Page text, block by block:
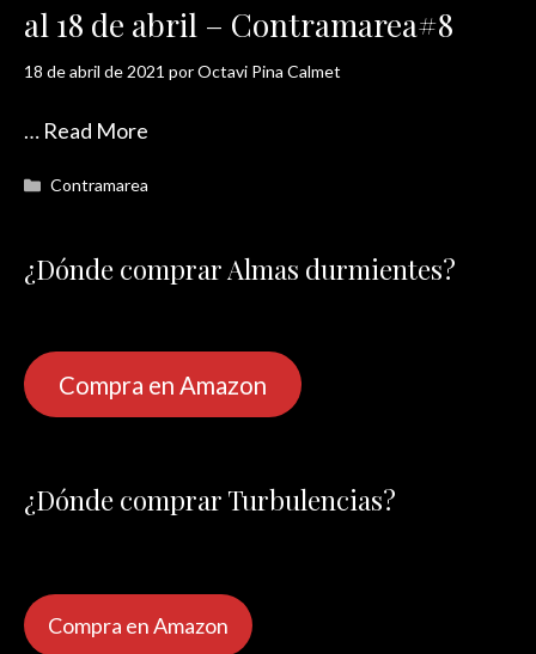
al 18 de abril – Contramarea#8
18 de abril de 2021 porOctavi Pina Calmet
… Read More
Categorías
Contramarea
¿Dónde comprar Almas durmientes?
Compra en Amazon
¿Dónde comprar Turbulencias?
Compra en Amazon